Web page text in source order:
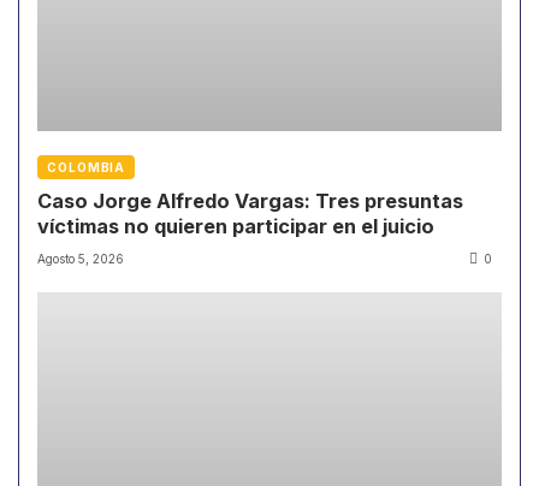
COLOMBIA
Caso Jorge Alfredo Vargas: Tres presuntas
víctimas no quieren participar en el juicio
Agosto 5, 2026 0